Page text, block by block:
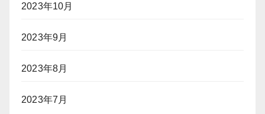
2023年10月
2023年9月
2023年8月
2023年7月